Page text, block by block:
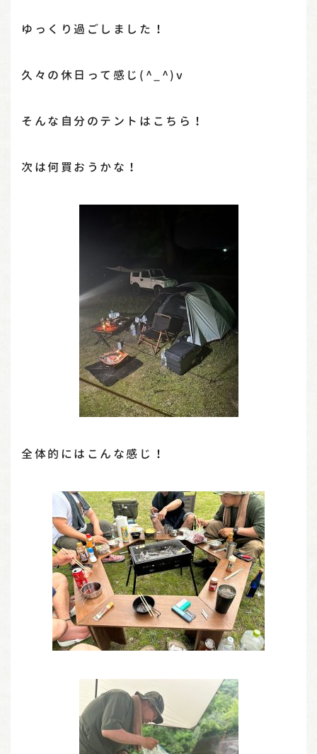
ゆっくり過ごしました！
久々の休日って感じ(^_^)v
そんな自分のテントはこちら！
次は何買おうかな！
全体的にはこんな感じ！